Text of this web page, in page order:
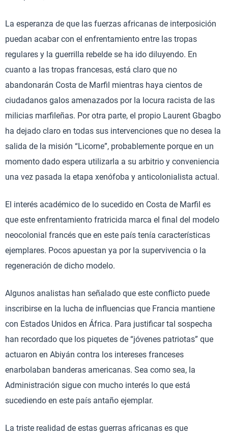
La esperanza de que las fuerzas africanas de interposición
puedan acabar con el enfrentamiento entre las tropas
regulares y la guerrilla rebelde se ha ido diluyendo. En
cuanto a las tropas francesas, está claro que no
abandonarán Costa de Marfil mientras haya cientos de
ciudadanos galos amenazados por la locura racista de las
milicias marfileñas. Por otra parte, el propio Laurent Gbagbo
ha dejado claro en todas sus intervenciones que no desea la
salida de la misión “Licorne”, probablemente porque en un
momento dado espera utilizarla a su arbitrio y conveniencia
una vez pasada la etapa xenófoba y anticolonialista actual.
El interés académico de lo sucedido en Costa de Marfil es
que este enfrentamiento fratricida marca el final del modelo
neocolonial francés que en este país tenía características
ejemplares. Pocos apuestan ya por la supervivencia o la
regeneración de dicho modelo.
Algunos analistas han señalado que este conflicto puede
inscribirse en la lucha de influencias que Francia mantiene
con Estados Unidos en África. Para justificar tal sospecha
han recordado que los piquetes de “jóvenes patriotas” que
actuaron en Abiyán contra los intereses franceses
enarbolaban banderas americanas. Sea como sea, la
Administración sigue con mucho interés lo que está
sucediendo en este país antaño ejemplar.
La triste realidad de estas guerras africanas es que